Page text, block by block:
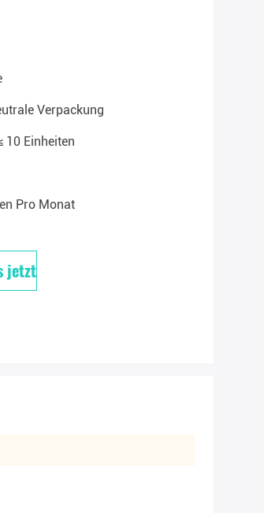
Verpackung
10 Einheiten
Pro Monat
jetzt